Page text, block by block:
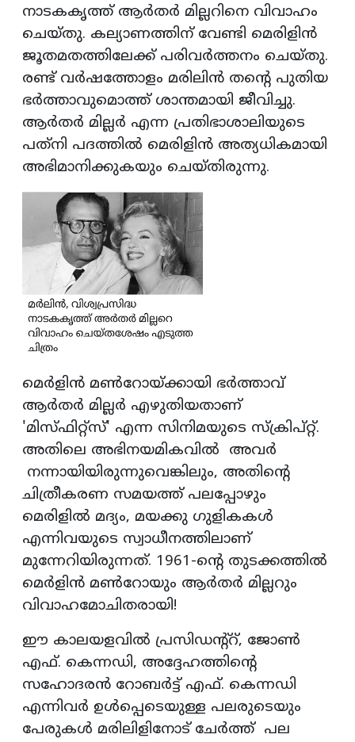
നാടകകൃത്ത് ആര്‍തര്‍ മില്ലറിനെ വിവാഹം
ചെയ്തു. കല്യാണത്തിന് വേണ്ടി മെരിളിന്‍
ജൂതമതത്തിലേക്ക് പരിവര്‍ത്തനം ചെയ്തു.
രണ്ട് വര്‍ഷത്തോളം മരിലിന്‍ തന്റെ പുതിയ
ഭര്‍ത്താവുമൊത്ത് ശാന്തമായി ജീവിച്ചു.
ആര്‍തര്‍ മില്ലര്‍ എന്ന പ്രതിഭാശാലിയുടെ
പത്‌നി പദത്തില്‍ മെരിളിന്‍ അത്യധികമായി
അഭിമാനിക്കുകയും ചെയ്തിരുന്നു.
മെര്‍ളിന്‍ മണ്‍റോയ്ക്കായി ഭര്‍ത്താവ്
ആര്‍തര്‍ മില്ലര്‍ എഴുതിയതാണ്
'മിസ്ഫിറ്റ്‌സ്' എന്ന സിനിമയുടെ സ്‌ക്രിപ്റ്റ്.
അതിലെ അഭിനയമികവില്‍ അവര്‍
നന്നായിയിരുന്നുവെങ്കിലും, അതിന്റെ
ചിത്രീകരണ സമയത്ത് പലപ്പോഴും
മെരിളില്‍ മദ്യം, മയക്കു ഗുളികകള്‍
എന്നിവയുടെ സ്വാധീനത്തിലാണ്
മുന്നേറിയിരുന്നത്. 1961-ന്റെ തുടക്കത്തില്‍
മെര്‍ളിന്‍ മണ്‍റോയും ആര്‍തര്‍ മില്ലറും
വിവാഹമോചിതരായി!
ഈ കാലയളവില്‍ പ്രസിഡന്റ്‌റ്, ജോണ്‍
എഫ്. കെന്നഡി, അദ്ദേഹത്തിന്റെ
സഹോദരന്‍ റോബര്‍ട്ട് എഫ്. കെന്നഡി
എന്നിവര്‍ ഉള്‍പ്പെടെയുള്ള പലരുടെയും
പേരുകള്‍ മരിലിളിനോട് ചേര്‍ത്ത് പല